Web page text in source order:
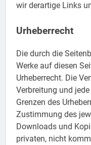
wir derartige Links
Urheberrecht
Die durch die
Werke auf diesen
Urheberrecht. Die
Verbreitung und
Grenzen des
Zustimmung des
Downloads und
privaten, nicht